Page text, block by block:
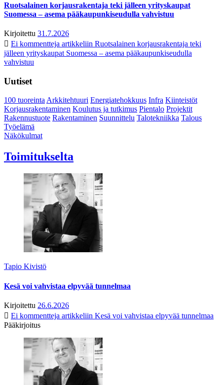
Ruotsalainen korjausrakentaja teki jälleen yrityskaupat
Suomessa – asema pääkaupunkiseudulla vahvistuu
Kirjoitettu 31.7.2026
Ei kommentteja artikkeliin Ruotsalainen korjausrakentaja teki
jälleen yrityskaupat Suomessa – asema pääkaupunkiseudulla
vahvistuu
Uutiset
100 tuoreintaArkkitehtuuri Energiatehokkuus Infra Kiinteistöt
Korjausrakentaminen Koulutus ja tutkimus Pientalo Projektit
Rakennustuote Rakentaminen Suunnittelu Talotekniikka Talous
Työelämä
Näkökulmat
Toimitukselta
Tapio Kivistö
Kesä voi vahvistaa elpyvää tunnelmaa
Kirjoitettu 26.6.2026
Ei kommentteja artikkeliin Kesä voi vahvistaa elpyvää tunnelmaa
Pääkirjoitus